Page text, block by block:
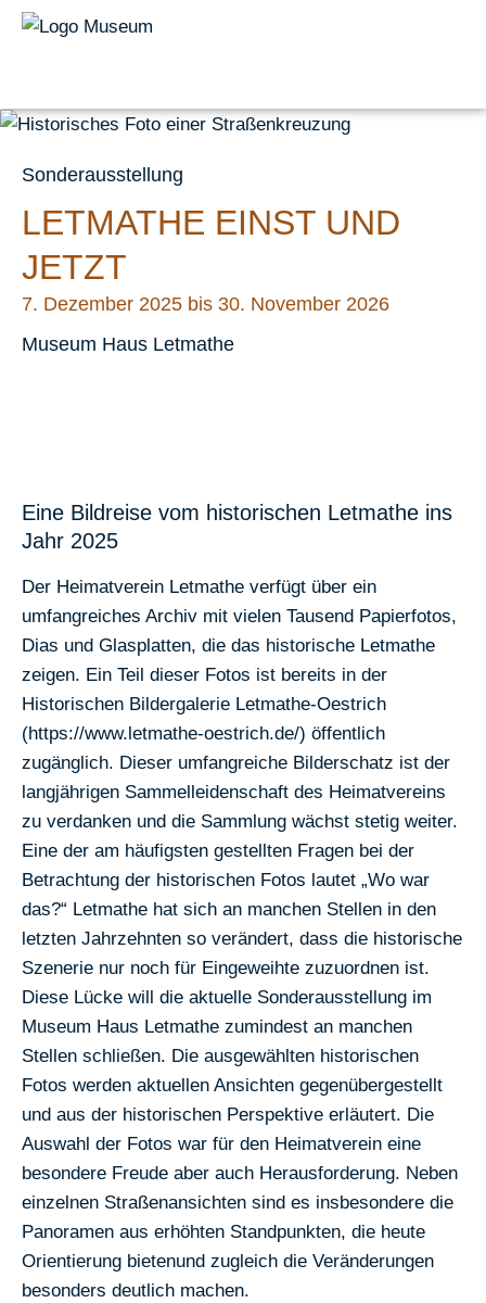
Sonderausstellung
LETMATHE EINST UND
JETZT
7. Dezember 2025 bis 30. November 2026
Museum Haus Letmathe
Eine Bildreise vom historischen Letmathe ins
Jahr 2025
Der Heimatverein Letmathe verfügt über ein
umfangreiches Archiv mit vielen Tausend Papierfotos,
Dias und Glasplatten, die das historische Letmathe
zeigen. Ein Teil dieser Fotos ist bereits in der
Historischen Bildergalerie Letmathe-Oestrich
(https://www.letmathe-oestrich.de/) öffentlich
zugänglich. Dieser umfangreiche Bilderschatz ist der
langjährigen Sammelleidenschaft des Heimatvereins
zu verdanken und die Sammlung wächst stetig weiter.
Eine der am häufigsten gestellten Fragen bei der
Betrachtung der historischen Fotos lautet „Wo war
das?“ Letmathe hat sich an manchen Stellen in den
letzten Jahrzehnten so verändert, dass die historische
Szenerie nur noch für Eingeweihte zuzuordnen ist.
Diese Lücke will die aktuelle Sonderausstellung im
Museum Haus Letmathe zumindest an manchen
Stellen schließen. Die ausgewählten historischen
Fotos werden aktuellen Ansichten gegenübergestellt
und aus der historischen Perspektive erläutert. Die
Auswahl der Fotos war für den Heimatverein eine
besondere Freude aber auch Herausforderung. Neben
einzelnen Straßenansichten sind es insbesondere die
Panoramen aus erhöhten Standpunkten, die heute
Orientierung bietenund zugleich die Veränderungen
besonders deutlich machen.